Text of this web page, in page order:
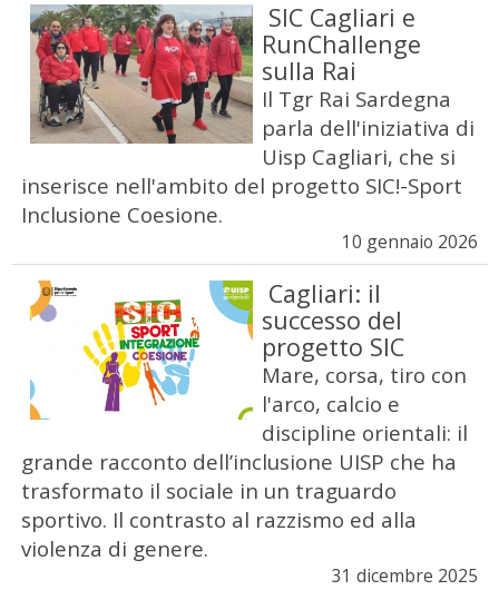
SIC Cagliari e
RunChallenge
sulla Rai
Il Tgr Rai Sardegna
parla dell'iniziativa di
Uisp Cagliari, che si
inserisce nell'ambito del progetto SIC!-Sport
Inclusione Coesione.
10 gennaio 2026
Cagliari: il
successo del
progetto SIC
Mare, corsa, tiro con
l'arco, calcio e
discipline orientali: il
grande racconto dell’inclusione UISP che ha
trasformato il sociale in un traguardo
sportivo. Il contrasto al razzismo ed alla
violenza di genere.
31 dicembre 2025